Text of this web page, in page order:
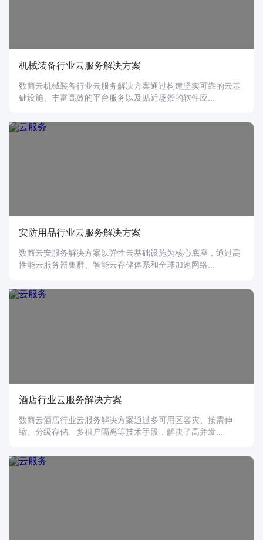
机械装备行业云服务解决方案
数商云机械装备行业云服务解决方案通过构建坚实可靠的云基
础设施、丰富高效的平台服务以及贴近场景的软件应...
安防用品行业云服务解决方案
数商云安服务解决方案以弹性云基础设施为核心底座，通过高
性能云服务器集群、智能云存储体系和全球加速网络...
酒店行业云服务解决方案
数商云酒店行业云服务解决方案通过多可用区容灾、按需伸
缩、分级存储、多租户隔离等技术手段，解决了高并发...